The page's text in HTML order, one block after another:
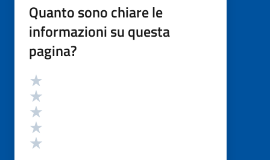
Quanto sono chiare le
informazioni su questa
pagina?
Valutazione